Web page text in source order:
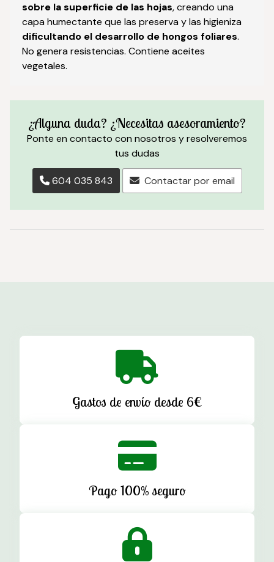
sobre la superficie de las hojas, creando una
capa humectante que las preserva y las higieniza
dificultando el desarrollo de hongos foliares.
No genera resistencias. Contiene aceites
vegetales.
¿Alguna duda? ¿Necesitas asesoramiento?
Ponte en contacto con nosotros y resolveremos
tus dudas
604 035 843 Contactar por email
Gastos de envío desde 6€
Pago 100% seguro